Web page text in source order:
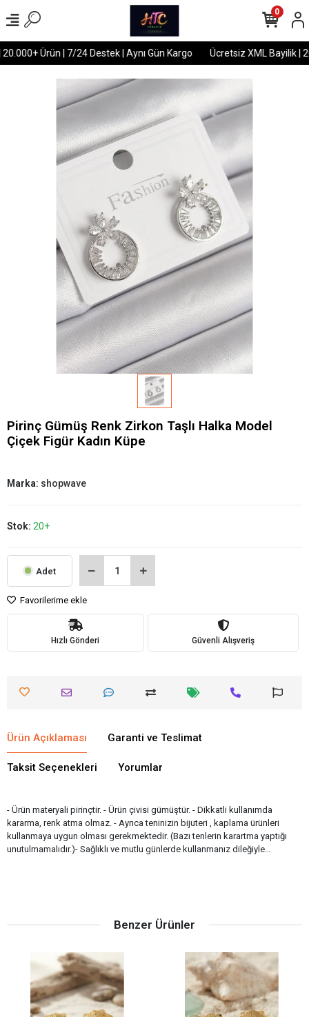
Ürün | 7/24 Destek | Aynı Gün Kargo Ücretsiz XML Bayilik |
0
Pirinç Gümüş Renk Zirkon Taşlı Halka Model
Çiçek Figür Kadın Küpe
Marka: shopwave
Stok: 20+
Adet
Favorilerime ekle
Hızlı Gönderi Güvenli Alışveriş
Ürün Açıklaması Garanti ve Teslimat
Taksit Seçenekleri Yorumlar
- Ürün materyali pirinçtir. - Ürün çivisi gümüştür. - Dikkatli kullanımda
kararma, renk atma olmaz. - Ayrıca teninizin bijuteri , kaplama ürünleri
kullanmaya uygun olması gerekmektedir. (Bazı tenlerin karartma yaptığı
unutulmamalıdır.)- Sağlıklı ve mutlu günlerde kullanmanız dileğiyle…
Benzer Ürünler